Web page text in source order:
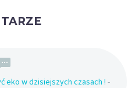
eko w dzisiejszych czasach ! -